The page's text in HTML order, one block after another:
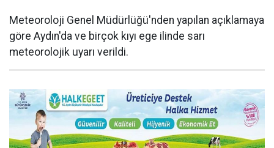
Meteoroloji Genel Müdürlüğü'nden yapılan açıklamaya
göre Aydın'da ve birçok kıyı ege ilinde sarı
meteorolojik uyarı verildi.